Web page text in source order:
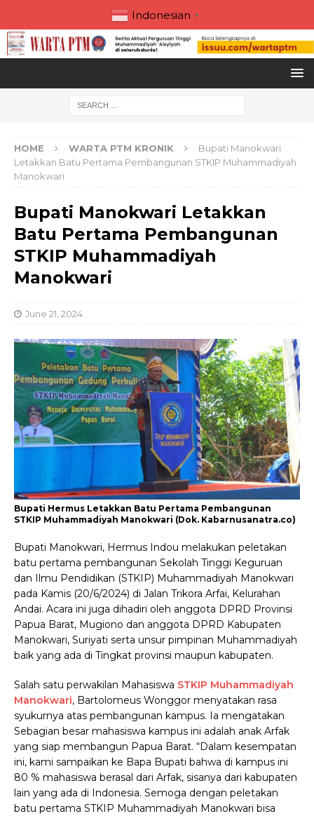
Indonesian ▼
HOME WARTA PTM KRONIK
Bupati Manokwari
Letakkan Batu Pertama Pembangunan STKIP Muhammadiyah
Manokwari
Bupati Manokwari Letakkan
Batu Pertama Pembangunan
STKIP Muhammadiyah
Manokwari
June 21, 2024
Bupati Hermus Letakkan Batu Pertama Pembangunan
STKIP Muhammadiyah Manokwari (Dok. Kabarnusanatra.co)
Bupati Manokwari, Hermus Indou melakukan peletakan
batu pertama pembangunan Sekolah Tinggi Keguruan
dan Ilmu Pendidikan (STKIP) Muhammadiyah Manokwari
pada Kamis (20/6/2024) di Jalan Trikora Arfai, Kelurahan
Andai. Acara ini juga dihadiri oleh anggota DPRD Provinsi
Papua Barat, Mugiono dan anggota DPRD Kabupaten
Manokwari, Suriyati serta unsur pimpinan Muhammadiyah
baik yang ada di Tingkat provinsi maupun kabupaten.
Salah satu perwakilan Mahasiswa STKIP Muhammadiyah
Manokwari, Bartolomeus Wonggor menyatakan rasa
syukurnya atas pembangunan kampus. Ia mengatakan
Sebagian besar mahasiswa kampus ini adalah anak Arfak
yang siap membangun Papua Barat. “Dalam kesempatan
ini, kami sampaikan ke Bapa Bupati bahwa di kampus ini
80 % mahasiswa berasal dari Arfak, sisanya dari kabupaten
lain yang ada di Indonesia. Semoga dengan peletakan
batu pertama STKIP Muhammadiyah Manokwari bisa